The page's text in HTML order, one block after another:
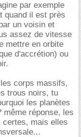
par exemple
quand il est près
un voisin et
assez de vitesse
mettre en orbite
d'accrétion) ou
corps massifs,
trous noirs, tu
les planètes
réponse, les
certes, mais elles